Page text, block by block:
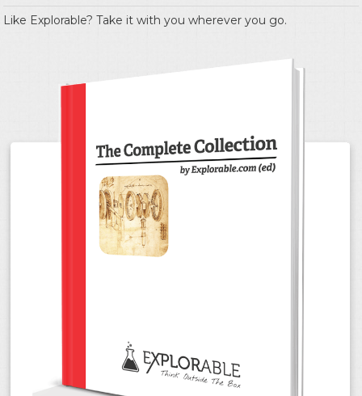
Like Explorable? Take it with you wherever you go.